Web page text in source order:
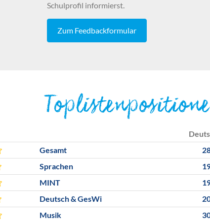
Schulprofil informierst.
Zum Feedbackformular
Gesamt
Sprachen
MINT
Deutsch & GesWi
Musik